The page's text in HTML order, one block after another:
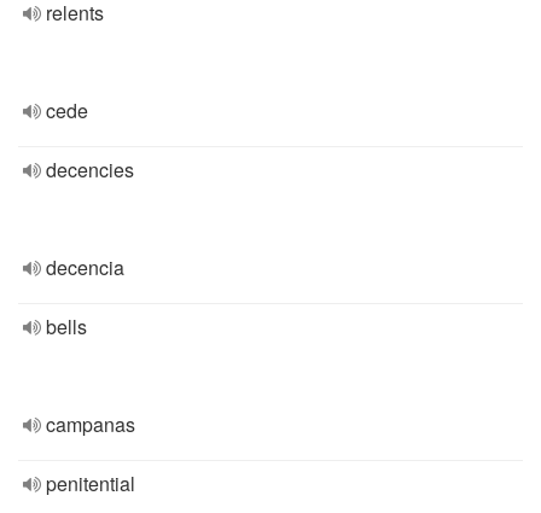
relents
cede
decencies
decencia
bells
campanas
penitential